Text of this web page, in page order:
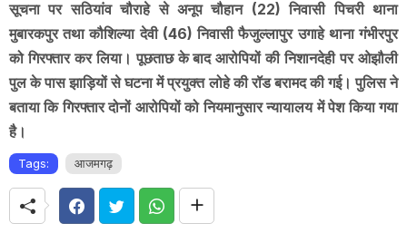
सूचना पर सठियांव चौराहे से अनूप चौहान (22) निवासी पिचरी थाना
मुबारकपुर तथा कौशिल्या देवी (46) निवासी फैजुल्लापुर उगाहे थाना गंभीरपुर
को गिरफ्तार कर लिया। पूछताछ के बाद आरोपियों की निशानदेही पर ओझौली
पुल के पास झाड़ियों से घटना में प्रयुक्त लोहे की रॉड बरामद की गई। पुलिस ने
बताया कि गिरफ्तार दोनों आरोपियों को नियमानुसार न्यायालय में पेश किया गया
है।
Tags: आजमगढ़